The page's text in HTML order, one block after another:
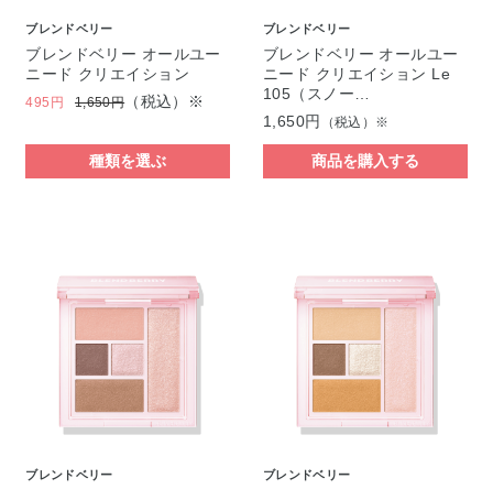
ブレンドベリー
ブレンドベリー オールユー
ニード クリエイション
495円 1,650円（税込）※
種類を選ぶ
ブレンドベリー
ブレンドベリー オールユー
ニード クリエイション Le
105（スノー…
1,650円
（税込）※
商品を購入する
ブレンドベリー ブレンドベリー